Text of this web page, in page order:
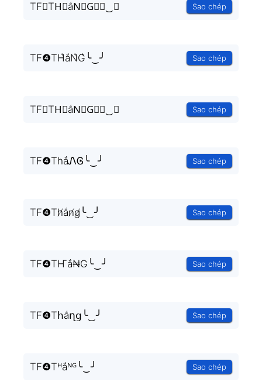
TF❹TH⃗ắN⃗G⃗╰‿╯ Sao chép
TF❹TH͛ắN͛G͛╰‿╯ Sao chép
TF❹TH⃒ắN⃒G⃒╰‿╯ Sao chép
TF❹ThắᏁᎶ╰‿╯ Sao chép
TF❹Th̸ắn̸g̸╰‿╯ Sao chép
TF❹TҤắ₦G╰‿╯ Sao chép
TF❹Tհắղց╰‿╯ Sao chép
TF❹Tᴴắᴺᴳ╰‿╯ Sao chép